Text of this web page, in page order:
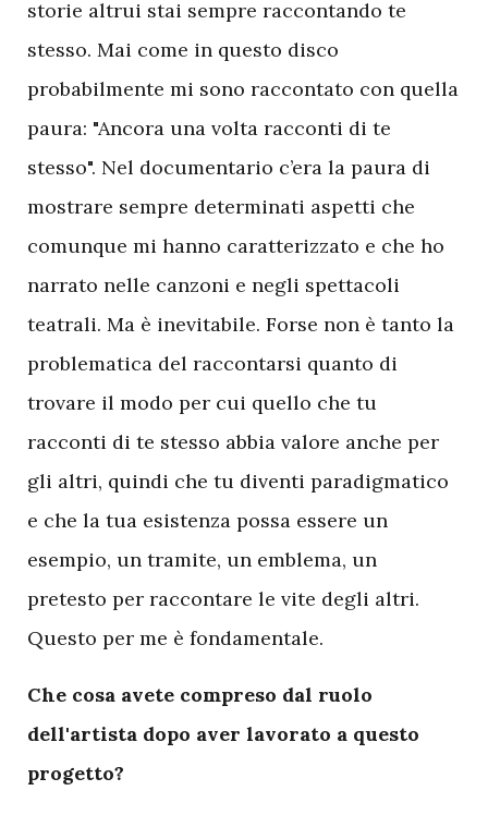
storie altrui stai sempre raccontando te
stesso. Mai come in questo disco
probabilmente mi sono raccontato con quella
paura: "Ancora una volta racconti di te
stesso". Nel documentario c’era la paura di
mostrare sempre determinati aspetti che
comunque mi hanno caratterizzato e che ho
narrato nelle canzoni e negli spettacoli
teatrali. Ma è inevitabile. Forse non è tanto la
problematica del raccontarsi quanto di
trovare il modo per cui quello che tu
racconti di te stesso abbia valore anche per
gli altri, quindi che tu diventi paradigmatico
e che la tua esistenza possa essere un
esempio, un tramite, un emblema, un
pretesto per raccontare le vite degli altri.
Questo per me è fondamentale.
Che cosa avete compreso dal ruolo
dell'artista dopo aver lavorato a questo
progetto?